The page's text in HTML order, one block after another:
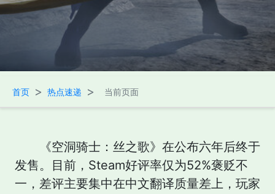
首页 > 热点速递 > 当前页面
《空洞骑士：丝之歌》在公布六年后终于
发售。目前，Steam好评率仅为52%褒贬不
一，差评主要集中在中文翻译质量差上，玩家